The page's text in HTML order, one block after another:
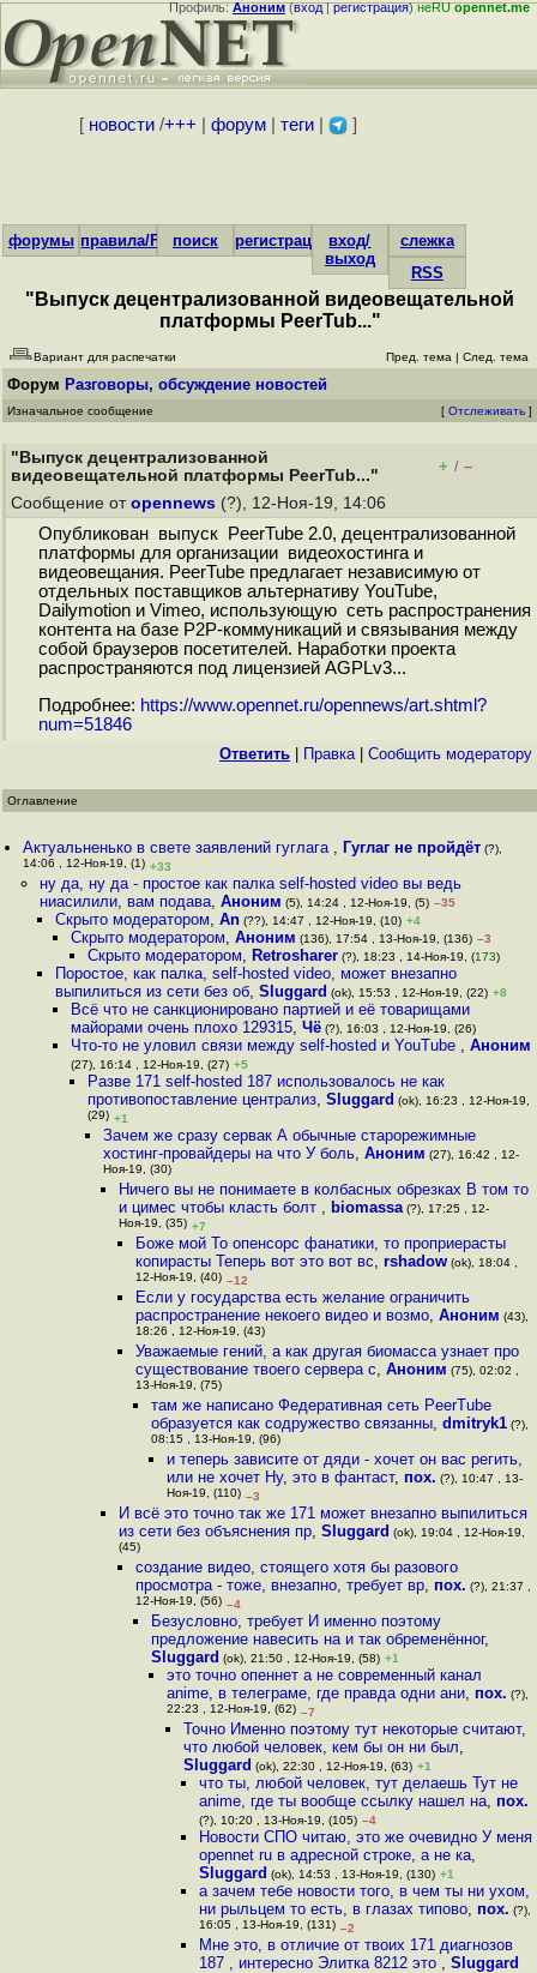
Профиль:Аноним(вход|регистрация)неRUopennet.me
[ новости/+++ форум| теги| ]
форумы правила/FAQпоиск регистрациявход/
выход
слежка
RSS
"Выпуск децентрализованной видеовещательной
платформы PeerTub..."
Вариант для распечатки Пред. тема | След. тема
Форум Разговоры, обсуждение новостей
Изначальное сообщение [ Отслеживать ]
"Выпуск децентрализованной
видеовещательной платформы PeerTub..."
+ / –
Сообщение от opennews (?), 12-Ноя-19, 14:06
Опубликован выпуск PeerTube 2.0, децентрализованной
платформы для организации видеохостинга и
видеовещания. PeerTube предлагает независимую от
отдельных поставщиков альтернативу YouTube,
Dailymotion и Vimeo, использующую сеть распространения
контента на базе P2P-коммуникаций и связывания между
собой браузеров посетителей. Наработки проекта
распространяются под лицензией AGPLv3...
Подробнее: https://www.opennet.ru/opennews/art.shtml?
num=51846
Ответить Правка| Cообщить модератору
Оглавление
Актуальненько в свете заявлений гуглага , Гуглаг не пройдёт (?),
14:06 , 12-Ноя-19, (1) +33
ну да, ну да - простое как палка self-hosted video вы ведь
ниасилили, вам подава, Аноним (5), 14:24 , 12-Ноя-19, (5) –35
Скрыто модератором, An(??), 14:47 , 12-Ноя-19, (10) +4
Скрыто модератором,Аноним (136), 17:54 , 13-Ноя-19, (136) –3
Скрыто модератором, Retrosharer(?), 18:23 , 14-Ноя-19, (173)
Поростое, как палка, self-hosted video, может внезапно
выпилиться из сети без об, Sluggard (ok), 15:53 , 12-Ноя-19, (22) +8
Всё что не санкционировано партией и её товарищами
майорами очень плохо 129315,Чё (?), 16:03 , 12-Ноя-19, (26)
Что-то не уловил связи между self-hosted и YouTube ,Аноним
(27), 16:14 , 12-Ноя-19, (27) +5
Разве 171 self-hosted 187 использовалось не как
противопоставление централиз, Sluggard (ok), 16:23 , 12-Ноя-19,
(29) +1
Зачем же сразу сервак А обычные старорежимные
хостинг-провайдеры на что У боль, Аноним (27), 16:42 , 12-
Ноя-19, (30)
Ничего вы не понимаете в колбасных обрезках В том то
и цимес чтобы класть болт , biomassa (?), 17:25 , 12-
Ноя-19, (35) +7
Боже мой То опенсорс фанатики, то проприерасты
копирасты Теперь вот это вот вс, rshadow(ok), 18:04 ,
12-Ноя-19, (40) –12
Если у государства есть желание ограничить
распространение некоего видео и возмо, Аноним (43),
18:26 , 12-Ноя-19, (43)
Уважаемые гений, а как другая биомасса узнает про
существование твоего сервера с, Аноним (75), 02:02 ,
13-Ноя-19, (75)
там же написано Федеративная сеть PeerTube
образуется как содружество связанны, dmitryk1(?),
08:15 , 13-Ноя-19, (96)
и теперь зависите от дяди - хочет он вас регить,
или не хочет Ну, это в фантаст, пох. (?), 10:47 , 13-
Ноя-19, (110) –3
И всё это точно так же 171 может внезапно выпилиться
из сети без объяснения пр,Sluggard (ok), 19:04 , 12-Ноя-19,
(45)
создание видео, стоящего хотя бы разового
просмотра - тоже, внезапно, требует вр, пох. (?), 21:37 ,
12-Ноя-19, (56) –4
Безусловно, требует И именно поэтому
предложение навесить на и так обременённог,
Sluggard (ok), 21:50 , 12-Ноя-19, (58) +1
это точно опеннет а не современный канал
anime, в телеграме, где правда одни ани, пох. (?),
22:23 , 12-Ноя-19, (62) –7
Точно Именно поэтому тут некоторые считают,
что любой человек, кем бы он ни был,
Sluggard (ok), 22:30 , 12-Ноя-19, (63) +1
что ты, любой человек, тут делаешь Тут не
anime, где ты вообще ссылку нашел на, пох.
(?), 10:20 , 13-Ноя-19, (105) –4
Новости СПО читаю, это же очевидно У меня
opennet ru в адресной строке, а не ка,
Sluggard (ok), 14:53 , 13-Ноя-19, (130) +1
а зачем тебе новости того, в чем ты ни ухом,
ни рыльцем то есть, в глазах типово, пох. (?),
16:05 , 13-Ноя-19, (131) –2
Мне это, в отличие от твоих 171 диагнозов
187 , интересно Элитка 8212 это , Sluggard